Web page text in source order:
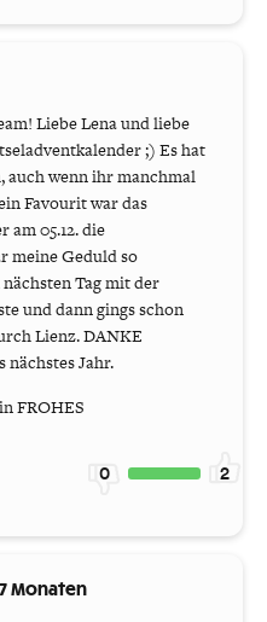
Liebe Lena und liebe
;) Es hat
auch wenn ihr manchmal
Favourit war das
05.12. die
meine Geduld so
Tag mit der
und dann gings schon
Lienz. DANKE
Jahr.
FROHES
0 2
Monaten